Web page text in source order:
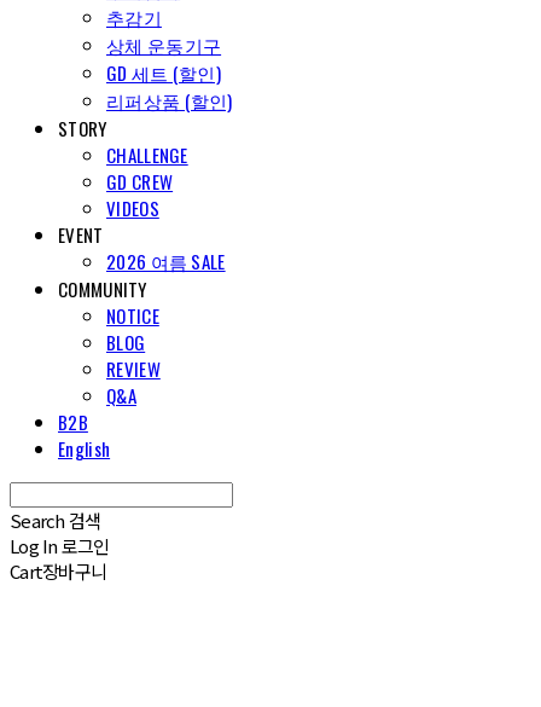
추감기
상체 운동기구
GD 세트 (할인)
리퍼상품 (할인)
STORY
CHALLENGE
GD CREW
VIDEOS
EVENT
2026 여름 SALE
COMMUNITY
NOTICE
BLOG
REVIEW
Q&A
B2B
English
Search 검색
Log In로그인
Cart장바구니